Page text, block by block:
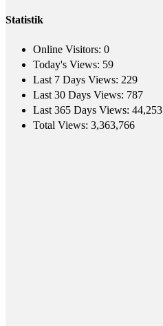
Statistik
Online Visitors: 0
Today's Views: 59
Last 7 Days Views: 229
Last 30 Days Views: 787
Last 365 Days Views: 44,253
Total Views: 3,363,766